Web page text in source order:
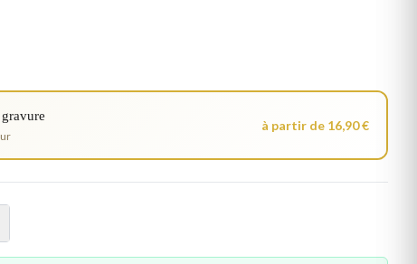
à partir de 16,90 €